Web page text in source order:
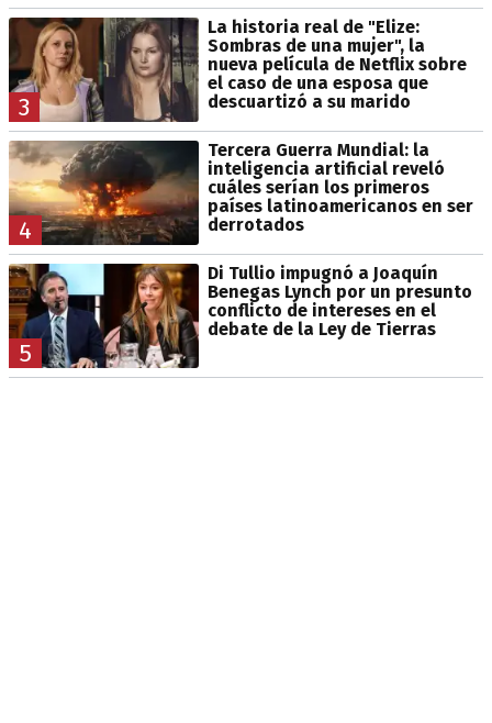
3
La historia real de "Elize:
Sombras de una mujer", la
nueva película de Netflix sobre
el caso de una esposa que
descuartizó a su marido
4
Tercera Guerra Mundial: la
inteligencia artificial reveló
cuáles serían los primeros
países latinoamericanos en ser
derrotados
5
Di Tullio impugnó a Joaquín
Benegas Lynch por un presunto
conflicto de intereses en el
debate de la Ley de Tierras